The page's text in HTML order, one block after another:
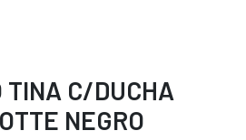
TINA C/DUCHA
NEGRO